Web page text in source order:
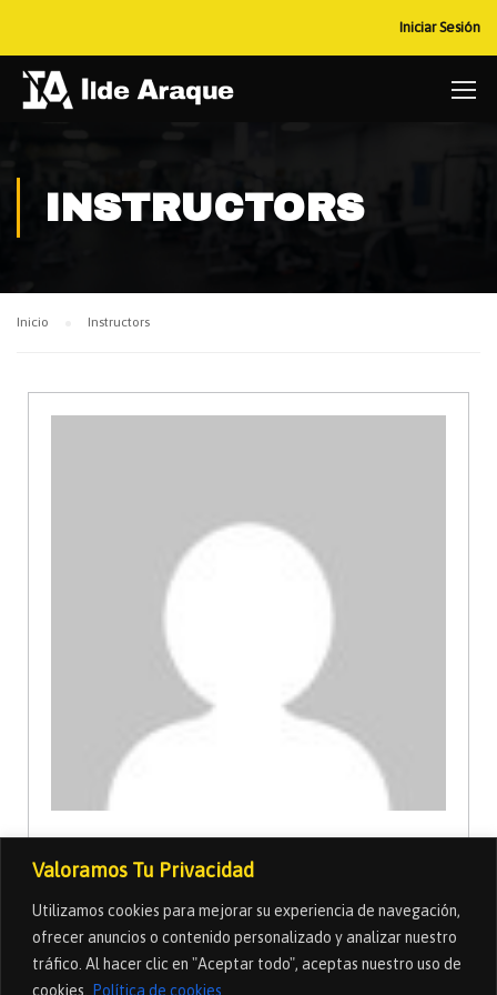
Valoramos Tu Privacidad
Utilizamos cookies para mejorar su experiencia de navegación,
ofrecer anuncios o contenido personalizado y analizar nuestro
tráfico. Al hacer clic en "Aceptar todo", aceptas nuestro uso de
cookies. Política de cookies
Iniciar Sesión
INSTRUCTORS
Inicio Instructors
76 Estudiante
View Profile